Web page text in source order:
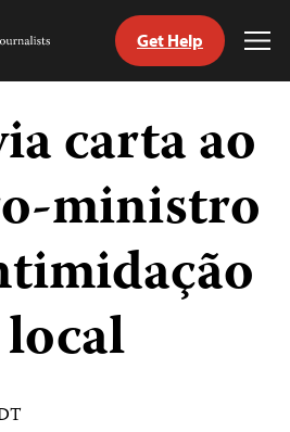
Get Help
carta ao
ministro